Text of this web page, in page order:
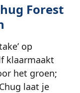
Forest
op
klaarmaakt
het groen;
laat je